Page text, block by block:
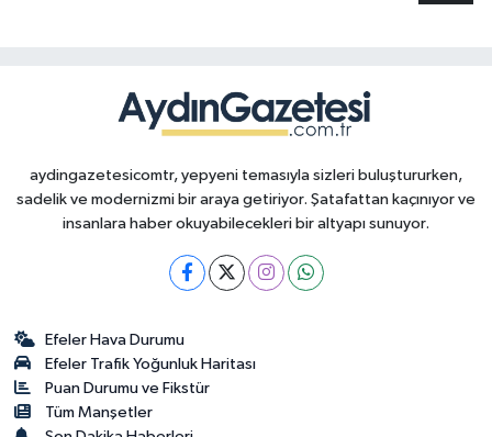
aydingazetesicomtr, yepyeni temasıyla sizleri buluştururken,
sadelik ve modernizmi bir araya getiriyor. Şatafattan kaçınıyor ve
insanlara haber okuyabilecekleri bir altyapı sunuyor.
Efeler Hava Durumu
Efeler Trafik Yoğunluk Haritası
Puan Durumu ve Fikstür
Tüm Manşetler